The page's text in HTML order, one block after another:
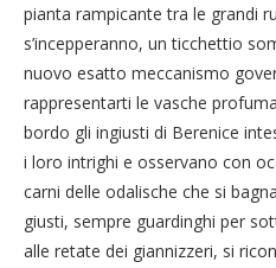
pianta rampicante tra le grandi
s’incepperanno, un ticchettio
nuovo esatto meccanismo
rappresentarti le vasche
bordo gli ingiusti di Berenice
i loro intrighi e osservano con
carni delle odalische che si
giusti, sempre guardinghi per
alle retate dei giannizzeri, si